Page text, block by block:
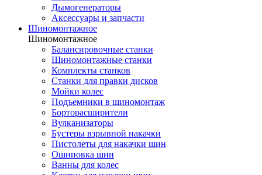
Дымогенераторы
Аксессуары и запчасти
Шиномонтажное
Шиномонтажное
Балансировочные станки
Шиномонтажные станки
Комплекты станков
Станки для правки дисков
Мойки колес
Подъемники в шиномонтаж
Борторасширители
Вулканизаторы
Бустеры взрывной накачки
Пистолеты для накачки шин
Ошиповка шин
Ванны для колес